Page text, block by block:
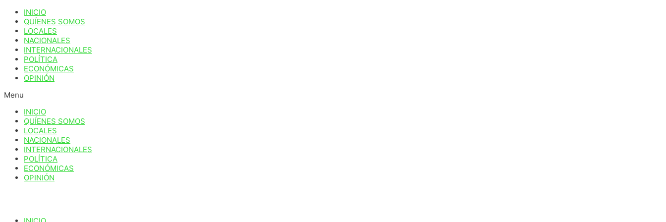
contenido
INICIO
QUÍENES SOMOS
LOCALES
NACIONALES
INTERNACIONALES
POLÍTICA
ECONÓMICAS
OPINIÓN
Menu
INICIO
QUÍENES SOMOS
LOCALES
NACIONALES
INTERNACIONALES
POLÍTICA
ECONÓMICAS
OPINIÓN